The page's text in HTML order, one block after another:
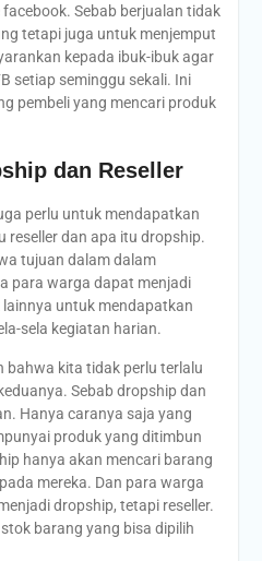
Sebab berjualan tidak
tetapi juga untuk menjemput
kepada ibuk-ibuk agar
setiap seminggu sekali. Ini
pembeli yang mencari produk
dan Reseller
perlu untuk mendapatkan
reseller dan apa itu dropship.
tujuan dalam dalam
para warga dapat menjadi
untuk mendapatkan
sela kegiatan harian.
bahwa kita tidak perlu terlalu
Sebab dropship dan
Hanya caranya saja yang
produk yang ditimbun
hanya akan mencari barang
mereka. Dan para warga
dropship, tetapi reseller.
barang yang bisa dipilih